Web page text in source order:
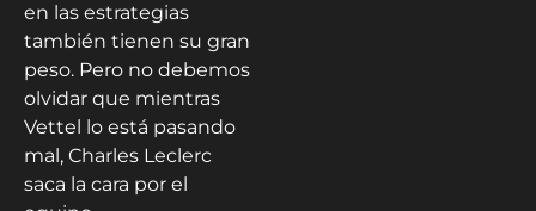
en las estrategias
también tienen su gran
peso. Pero no debemos
olvidar que mientras
Vettel lo está pasando
mal, Charles Leclerc
saca la cara por el